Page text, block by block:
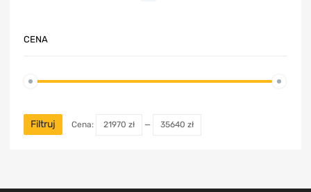
CENA
Filtruj Cena: 21970 zł — 35640 zł